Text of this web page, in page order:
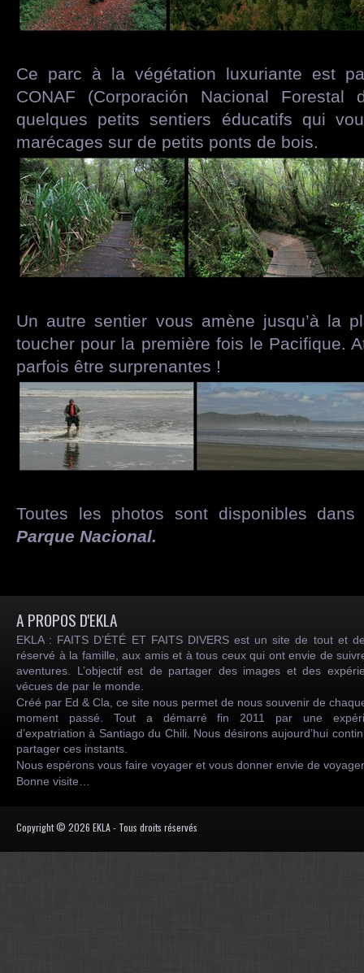
Ce parc à la végétation luxuriante est
CONAF (Corporación Nacional
quelques petits sentiers éducatifs qui
marécages sur de petits ponts de bois.
Un autre sentier vous amène jusqu’à la
toucher pour la première fois le Pacifique.
parfois être surprenantes !
Toutes les photos sont disponibles dans
Parque Nacional.
A PROPOS D'EKLA
EKLA : FAITS D’ÉTÉ ET FAITS DIVERS est un site de tout et
réservé à la famille, aux amis et à tous ceux qui ont envie de
aventures. L’objectif est de partager des images et des
vécues de par le monde.
Créé par Ed & Cla, ce site nous permet de nous souvenir de
moment passé. Tout a démarré fin 2011 par une
d’expatriation à Santiago du Chili. Nous désirons aujourd’hui
partager ces instants.
Nous espérons vous faire voyager et vous donner envie de
Bonne visite…
Copyright © 2026 EKLA - Tous droits réservés